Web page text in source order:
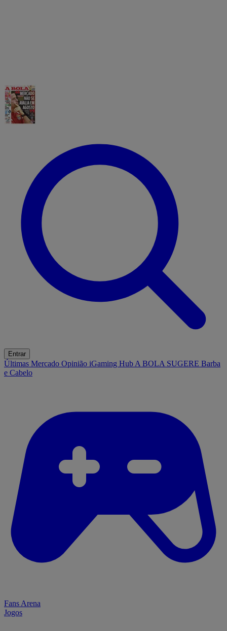
Entrar
Últimas Mercado Opinião iGaming Hub A BOLA SUGERE Barba
e Cabelo
Fans Arena
Jogos